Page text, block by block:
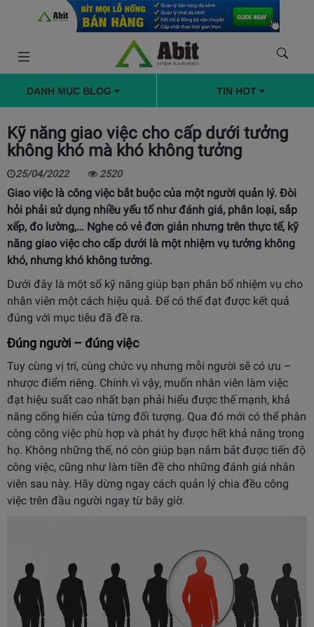
DANH MỤC BLOG TIN HOT
Kỹ năng giao việc cho cấp dưới tưởng
không khó mà khó không tưởng
25/04/2022 2520
Giao việc là công việc bắt buộc của một người quản lý. Đòi
hỏi phải sử dụng nhiều yếu tố như đánh giá, phân loại, sắp
xếp, đo lường,… Nghe có vẻ đơn giản nhưng trên thực tế, kỹ
năng giao việc cho cấp dưới là một nhiệm vụ tưởng không
khó, nhưng khó không tưởng.
Dưới đây là một số kỹ năng giúp bạn phân bổ nhiệm vụ cho
nhân viên một cách hiệu quả. Để có thể đạt được kết quả
đúng với mục tiêu đã đề ra.
Đúng người – đúng việc
Tuy cùng vị trí, cùng chức vụ nhưng mỗi người sẽ có ưu –
nhược điểm riêng. Chính vì vậy, muốn nhân viên làm việc
đạt hiệu suất cao nhất bạn phải hiểu được thế mạnh, khả
năng cống hiến của từng đối tượng. Qua đó mới có thể phân
công công việc phù hợp và phát hy được hết khả năng trong
họ. Không những thế, nó còn giúp bạn nắm bắt được tiến độ
công việc, cũng như làm tiền đề cho những đánh giá nhân
viên sau này. Hãy dừng ngay cách quản lý chia đều công
việc trên đầu người ngay từ bây giờ.